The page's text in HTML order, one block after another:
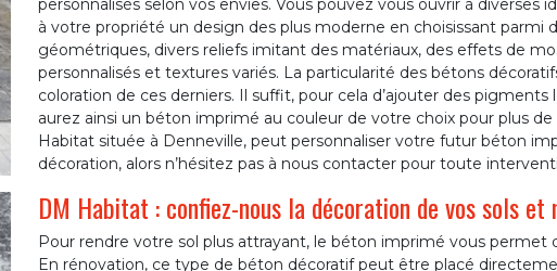
personnalisés selon vos envies. Vous pouvez vous ouvrir à diverses
à votre propriété un design des plus moderne en choisissant parmi
géométriques, divers reliefs imitant des matériaux, des effets de
personnalisés et textures variés. La particularité des bétons
coloration de ces derniers. Il suffit, pour cela d’ajouter des
aurez ainsi un béton imprimé au couleur de votre choix pour plus
Habitat située à Denneville, peut personnaliser votre futur béton
décoration, alors n’hésitez pas à nous contacter pour toute
DM Habitat : confiez-nous la décoration de vos sols
Pour rendre votre sol plus attrayant, le béton imprimé vous permet
En rénovation, ce type de béton décoratif peut être placé